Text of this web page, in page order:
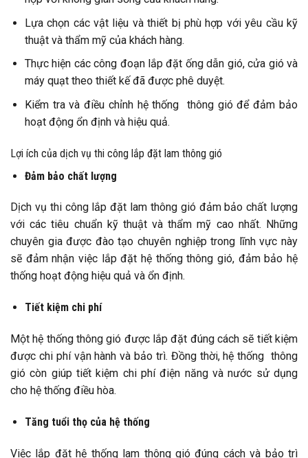
Lựa chọn các vật liệu và thiết bị phù hợp với yêu cầu kỹ
thuật và thẩm mỹ của khách hàng.
Thực hiện các công đoạn lắp đặt ống dẫn gió, cửa gió và
máy quạt theo thiết kế đã được phê duyệt.
Kiểm tra và điều chỉnh hệ thống thông gió để đảm bảo
hoạt động ổn định và hiệu quả.
Lợi ích của dịch vụ thi công lắp đặt lam thông gió
Đảm bảo chất lượng
Dịch vụ thi công lắp đặt lam thông gió đảm bảo chất lượng
với các tiêu chuẩn kỹ thuật và thẩm mỹ cao nhất. Những
chuyên gia được đào tạo chuyên nghiệp trong lĩnh vực này
sẽ đảm nhận việc lắp đặt hệ thống thông gió, đảm bảo hệ
thống hoạt động hiệu quả và ổn định.
Tiết kiệm chi phí
Một hệ thống thông gió được lắp đặt đúng cách sẽ tiết kiệm
được chi phí vận hành và bảo trì. Đồng thời, hệ thống thông
gió còn giúp tiết kiệm chi phí điện năng và nước sử dụng
cho hệ thống điều hòa.
Tăng tuổi thọ của hệ thống
Việc lắp đặt hệ thống lam thông gió đúng cách và bảo trì